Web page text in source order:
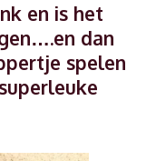
en is het
dan
spelen